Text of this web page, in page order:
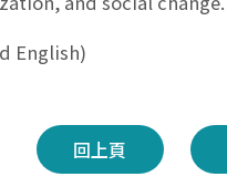
English)
回上頁